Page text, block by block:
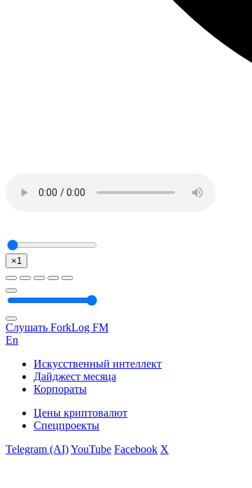
×1
Слушать ForkLog FM
En
Искусственный интеллект
Дайджест месяца
Корпораты
Цены криптовалют
Спецпроекты
Telegram (AI)YouTube Facebook X